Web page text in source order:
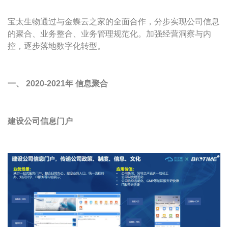
宝太生物通过与金蝶云之家的全面合作，分步实现公司信息
的聚合、业务整合、业务管理规范化。加强经营洞察与内
控，逐步落地数字化转型。
一、 2020-2021年 信息聚合
建设公司信息门户